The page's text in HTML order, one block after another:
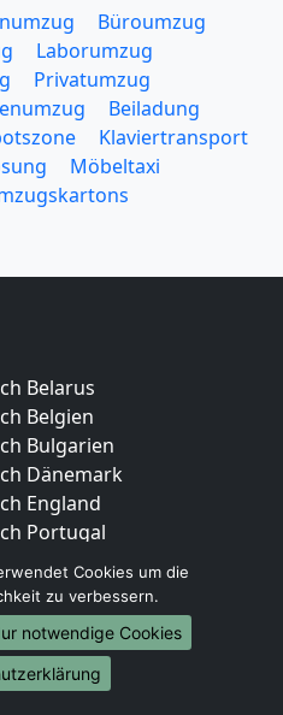
Büroumzug
Laborumzug
Privatumzug
Beiladung
Klaviertransport
Möbeltaxi
Belarus
Belgien
Bulgarien
Dänemark
England
Portugal
Bosnien
Irland
Lettland
Zypern
Cookies um die
zu verbessern.
notwendige Cookies